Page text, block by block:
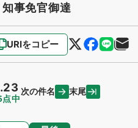
知事免官御達
URIをコピー
中
次の件名 末尾